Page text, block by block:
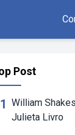
Post
William
Julieta Livro